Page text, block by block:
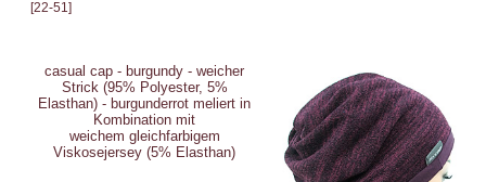
[22-51]
casual cap - burgundy - weicher
Strick (95% Polyester, 5%
Elasthan) - burgunderrot meliert in
Kombination mit
weichem gleichfarbigem
Viskosejersey (5% Elasthan)